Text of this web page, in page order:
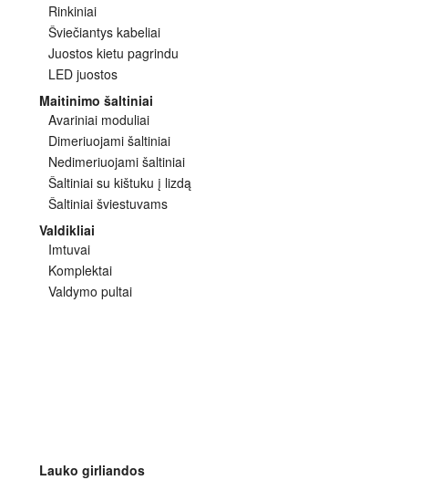
Rinkiniai
Šviečiantys kabeliai
Juostos kietu pagrindu
LED juostos
Maitinimo šaltiniai
Avariniai moduliai
Dimeriuojami šaltiniai
Nedimeriuojami šaltiniai
Šaltiniai su kištuku į lizdą
Šaltiniai šviestuvams
Valdikliai
Imtuvai
Komplektai
Valdymo pultai
Lauko girliandos